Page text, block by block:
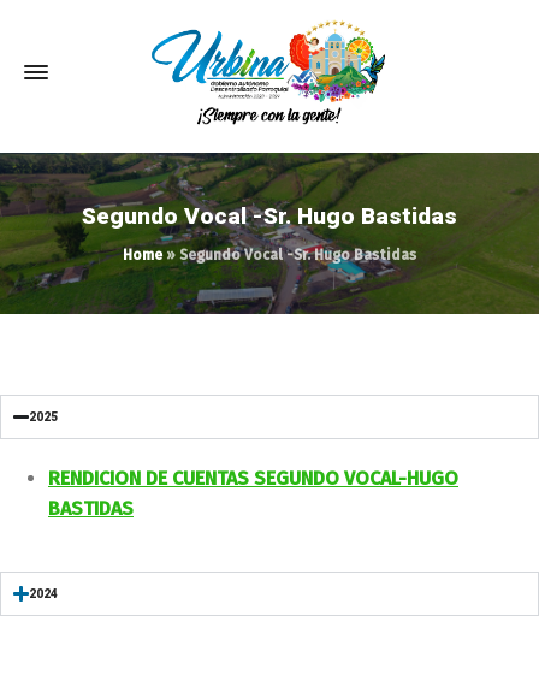
Segundo Vocal -Sr. Hugo Bastidas
Home» Segundo Vocal -Sr. Hugo Bastidas
2025
RENDICION DE CUENTAS SEGUNDO VOCAL-HUGO
BASTIDAS
2024